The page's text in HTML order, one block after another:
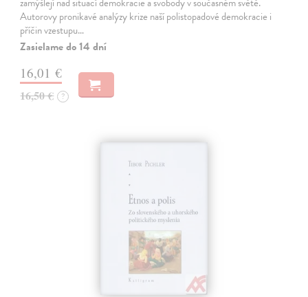
Autorovy pronikavé analýzy krize naší polistopadové demokracie i
příčin vzestupu…
Zasielame do 14 dní
16,01 €
16,50 € ?